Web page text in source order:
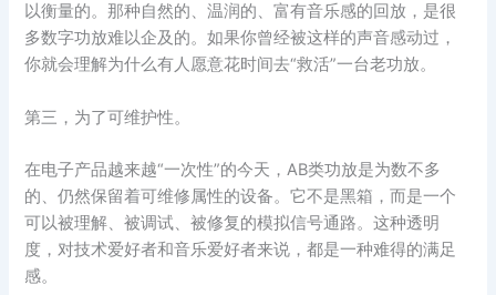
以衡量的。那种自然的、温润的、富有音乐感的回放，是很
多数字功放难以企及的。如果你曾经被这样的声音感动过，
你就会理解为什么有人愿意花时间去“救活”一台老功放。
第三，为了可维护性。
在电子产品越来越“一次性”的今天，AB类功放是为数不多
的、仍然保留着可维修属性的设备。它不是黑箱，而是一个
可以被理解、被调试、被修复的模拟信号通路。这种透明
度，对技术爱好者和音乐爱好者来说，都是一种难得的满足
感。